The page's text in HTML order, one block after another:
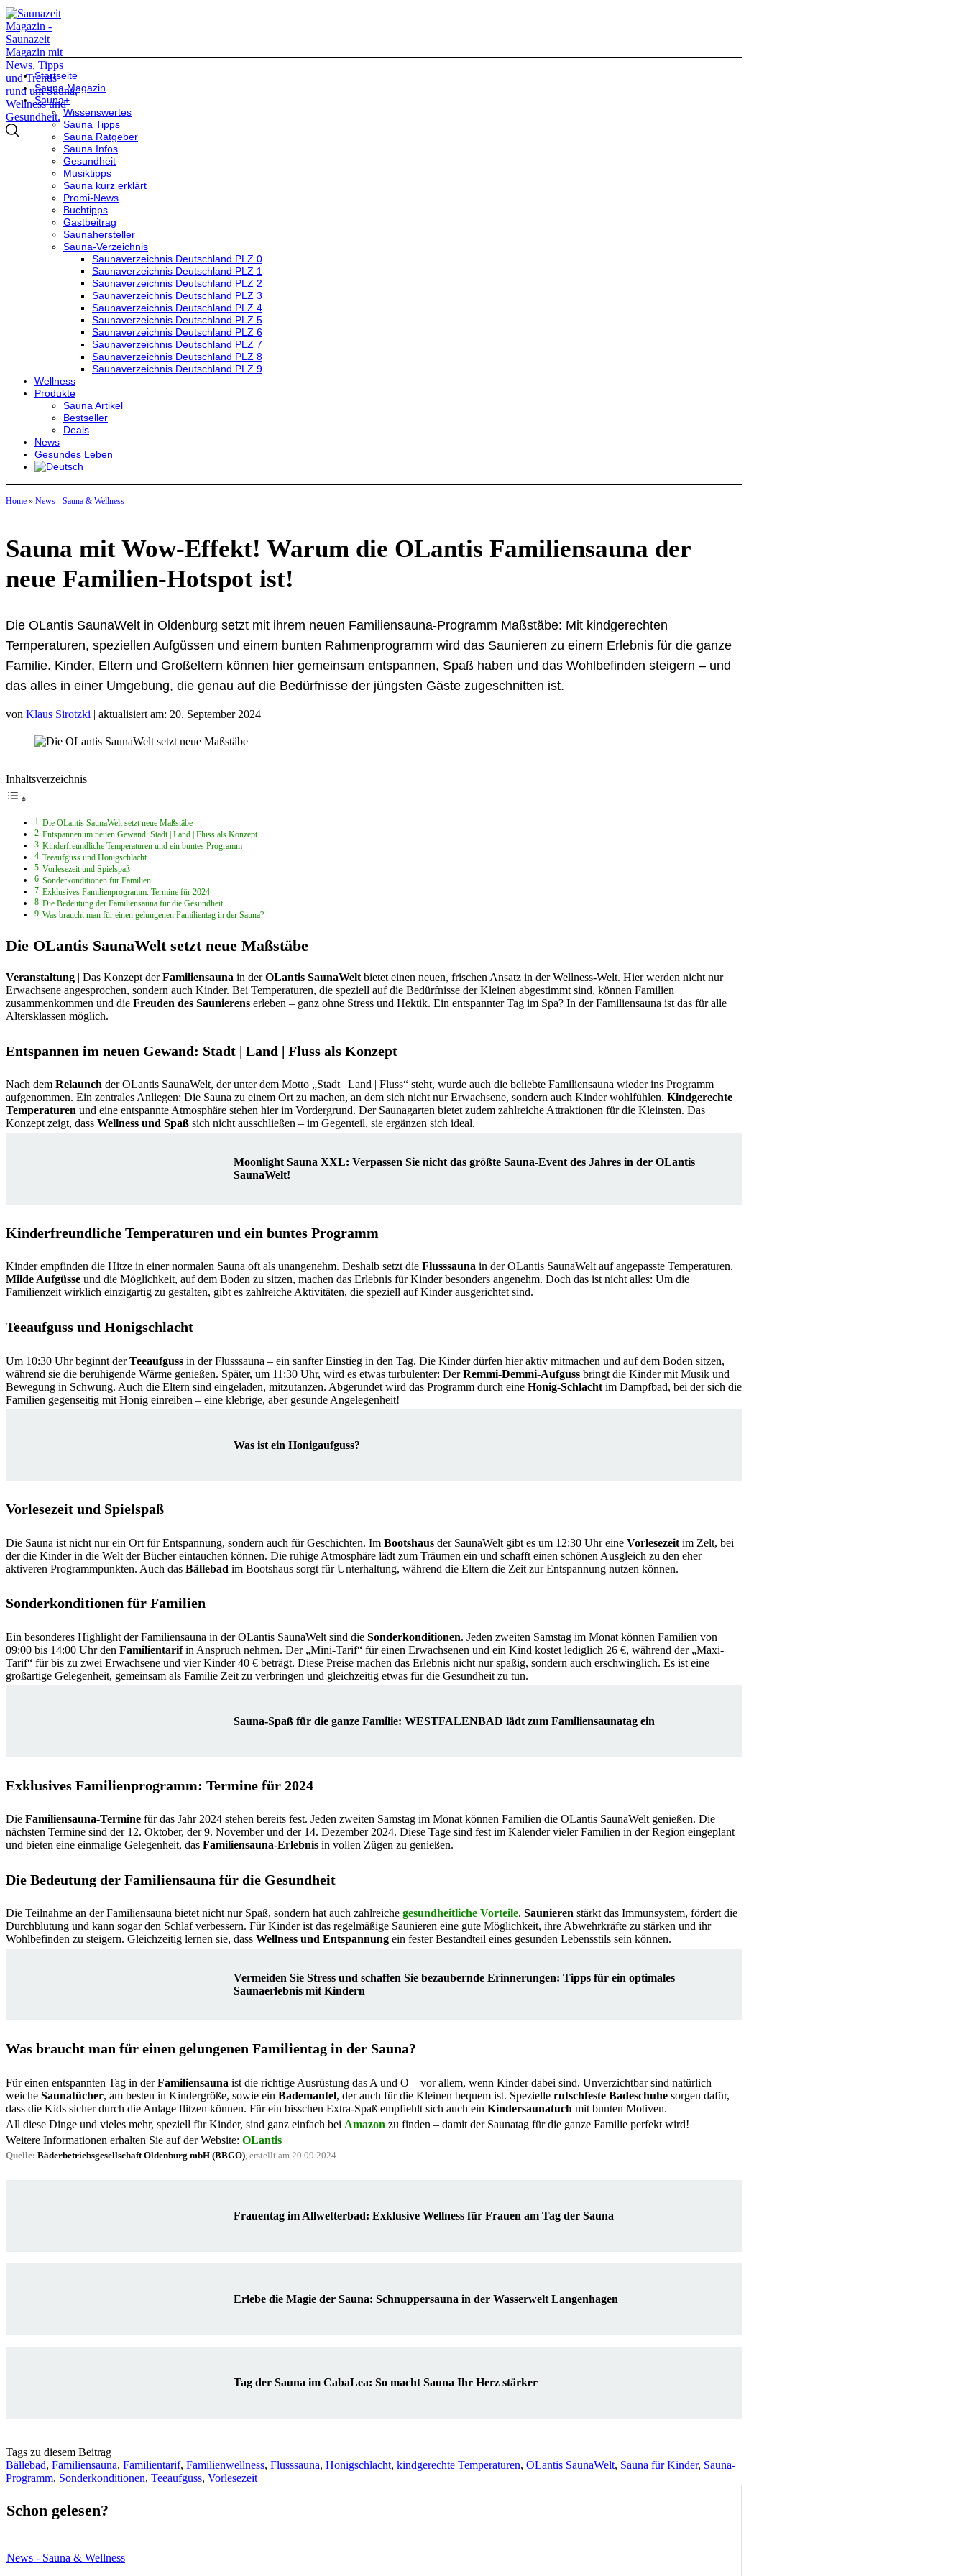
Startseite
Sauna Magazin
Sauna+
Wissenswertes
Sauna Tipps
Sauna Ratgeber
Sauna Infos
Gesundheit
Musiktipps
Sauna kurz erklärt
Promi-News
Buchtipps
Gastbeitrag
Saunahersteller
Sauna-Verzeichnis
Saunaverzeichnis Deutschland PLZ 0
Saunaverzeichnis Deutschland PLZ 1
Saunaverzeichnis Deutschland PLZ 2
Saunaverzeichnis Deutschland PLZ 3
Saunaverzeichnis Deutschland PLZ 4
Saunaverzeichnis Deutschland PLZ 5
Saunaverzeichnis Deutschland PLZ 6
Saunaverzeichnis Deutschland PLZ 7
Saunaverzeichnis Deutschland PLZ 8
Saunaverzeichnis Deutschland PLZ 9
Wellness
Produkte
Sauna Artikel
Bestseller
Deals
News
Gesundes Leben
Home » News - Sauna & Wellness
Sauna mit Wow-Effekt! Warum die OLantis Familiensauna der
neue Familien-Hotspot ist!
Die OLantis SaunaWelt in Oldenburg setzt mit ihrem neuen Familiensauna-Programm Maßstäbe: Mit kindgerechten
Temperaturen, speziellen Aufgüssen und einem bunten Rahmenprogramm wird das Saunieren zu einem Erlebnis für die ganze
Familie. Kinder, Eltern und Großeltern können hier gemeinsam entspannen, Spaß haben und das Wohlbefinden steigern – und
das alles in einer Umgebung, die genau auf die Bedürfnisse der jüngsten Gäste zugeschnitten ist.
von Klaus Sirotzki | aktualisiert am: 20. September 2024
Inhaltsverzeichnis
Die OLantis SaunaWelt setzt neue Maßstäbe
Entspannen im neuen Gewand: Stadt | Land | Fluss als Konzept
Kinderfreundliche Temperaturen und ein buntes Programm
Teeaufguss und Honigschlacht
Vorlesezeit und Spielspaß
Sonderkonditionen für Familien
Exklusives Familienprogramm: Termine für 2024
Die Bedeutung der Familiensauna für die Gesundheit
Was braucht man für einen gelungenen Familientag in der Sauna?
Die OLantis SaunaWelt setzt neue Maßstäbe
Veranstaltung | Das Konzept derFamiliensauna in derOLantis SaunaWelt bietet einen neuen, frischen Ansatz in der Wellness-Welt. Hier werden nicht nur
Erwachsene angesprochen, sondern auch Kinder. Bei Temperaturen, die speziell auf die Bedürfnisse der Kleinen abgestimmt sind, können Familien
zusammenkommen und die Freuden des Saunierens erleben – ganz ohne Stress und Hektik. Ein entspannter Tag im Spa? In der Familiensauna ist das für alle
Altersklassen möglich.
Entspannen im neuen Gewand: Stadt | Land | Fluss als Konzept
Nach dem Relaunch der OLantis SaunaWelt, der unter dem Motto „Stadt | Land | Fluss“ steht, wurde auch die beliebte Familiensauna wieder ins Programm
aufgenommen. Ein zentrales Anliegen: Die Sauna zu einem Ort zu machen, an dem sich nicht nur Erwachsene, sondern auch Kinder wohlfühlen. Kindgerechte
Temperaturen und eine entspannte Atmosphäre stehen hier im Vordergrund. Der Saunagarten bietet zudem zahlreiche Attraktionen für die Kleinsten. Das
Konzept zeigt, dass Wellness und Spaß sich nicht ausschließen – im Gegenteil, sie ergänzen sich ideal.
Moonlight Sauna XXL: Verpassen Sie nicht das größte Sauna-Event des Jahres in der OLantis
SaunaWelt!
Kinderfreundliche Temperaturen und ein buntes Programm
Kinder empfinden die Hitze in einer normalen Sauna oft als unangenehm. Deshalb setzt die Flusssauna in der OLantis SaunaWelt auf angepasste Temperaturen.
Milde Aufgüsse und die Möglichkeit, auf dem Boden zu sitzen, machen das Erlebnis für Kinder besonders angenehm. Doch das ist nicht alles: Um die
Familienzeit wirklich einzigartig zu gestalten, gibt es zahlreiche Aktivitäten, die speziell auf Kinder ausgerichtet sind.
Teeaufguss und Honigschlacht
Um 10:30 Uhr beginnt derTeeaufguss in der Flusssauna – ein sanfter Einstieg in den Tag. Die Kinder dürfen hier aktiv mitmachen und auf dem Boden sitzen,
während sie die beruhigende Wärme genießen. Später, um 11:30 Uhr, wird es etwas turbulenter: DerRemmi-Demmi-Aufguss bringt die Kinder mit Musik und
Bewegung in Schwung. Auch die Eltern sind eingeladen, mitzutanzen. Abgerundet wird das Programm durch eine Honig-Schlacht im Dampfbad, bei der sich die
Familien gegenseitig mit Honig einreiben – eine klebrige, aber gesunde Angelegenheit!
Was ist ein Honigaufguss?
Vorlesezeit und Spielspaß
Die Sauna ist nicht nur ein Ort für Entspannung, sondern auch für Geschichten. Im Bootshaus der SaunaWelt gibt es um 12:30 Uhr eine Vorlesezeit im Zelt, bei
der die Kinder in die Welt der Bücher eintauchen können. Die ruhige Atmosphäre lädt zum Träumen ein und schafft einen schönen Ausgleich zu den eher
aktiveren Programmpunkten. Auch das Bällebad im Bootshaus sorgt für Unterhaltung, während die Eltern die Zeit zur Entspannung nutzen können.
Sonderkonditionen für Familien
Ein besonderes Highlight der Familiensauna in der OLantis SaunaWelt sind die Sonderkonditionen. Jeden zweiten Samstag im Monat können Familien von
09:00 bis 14:00 Uhr den Familientarifin Anspruch nehmen. Der „Mini-Tarif“ für einen Erwachsenen und ein Kind kostet lediglich 26 €, während der „Maxi-
Tarif“ für bis zu zwei Erwachsene und vier Kinder 40 € beträgt. Diese Preise machen das Erlebnis nicht nur spaßig, sondern auch erschwinglich. Es ist eine
großartige Gelegenheit, gemeinsam als Familie Zeit zu verbringen und gleichzeitig etwas für die Gesundheit zu tun.
Sauna-Spaß für die ganze Familie: WESTFALENBAD lädt zum Familiensaunatag ein
Exklusives Familienprogramm: Termine für 2024
Die Familiensauna-Termine für das Jahr 2024 stehen bereits fest. Jeden zweiten Samstag im Monat können Familien die OLantis SaunaWelt genießen. Die
nächsten Termine sind der 12. Oktober, der 9. November und der 14. Dezember 2024. Diese Tage sind fest im Kalender vieler Familien in der Region eingeplant
und bieten eine einmalige Gelegenheit, das Familiensauna-Erlebnis in vollen Zügen zu genießen.
Die Bedeutung der Familiensauna für die Gesundheit
Die Teilnahme an der Familiensauna bietet nicht nur Spaß, sondern hat auch zahlreiche gesundheitliche Vorteile. Saunieren stärkt das Immunsystem, fördert die
Durchblutung und kann sogar den Schlaf verbessern. Für Kinder ist das regelmäßige Saunieren eine gute Möglichkeit, ihre Abwehrkräfte zu stärken und ihr
Wohlbefinden zu steigern. Gleichzeitig lernen sie, dass Wellness und Entspannung ein fester Bestandteil eines gesunden Lebensstils sein können.
Vermeiden Sie Stress und schaffen Sie bezaubernde Erinnerungen: Tipps für ein optimales
Saunaerlebnis mit Kindern
Was braucht man für einen gelungenen Familientag in der Sauna?
Für einen entspannten Tag in derFamiliensauna ist die richtige Ausrüstung das A und O – vor allem, wenn Kinder dabei sind. Unverzichtbar sind natürlich
weiche Saunatücher, am besten in Kindergröße, sowie ein Bademantel, der auch für die Kleinen bequem ist. Spezielle rutschfeste Badeschuhe sorgen dafür,
dass die Kids sicher durch die Anlage flitzen können. Für ein bisschen Extra-Spaß empfiehlt sich auch ein Kindersaunatuch mit bunten Motiven.
All diese Dinge und vieles mehr, speziell für Kinder, sind ganz einfach bei Amazon zu finden – damit der Saunatag für die ganze Familie perfekt wird!
Weitere Informationen erhalten Sie auf der Website: OLantis
Quelle: Bäderbetriebsgesellschaft Oldenburg mbH (BBGO) , erstellt am 20.09.2024
Frauentag im Allwetterbad: Exklusive Wellness für Frauen am Tag der Sauna
Erlebe die Magie der Sauna: Schnuppersauna in der Wasserwelt Langenhagen
Tag der Sauna im CabaLea: So macht Sauna Ihr Herz stärker
Tags zu diesem Beitrag
Bällebad, Familiensauna, Familientarif, Familienwellness, Flusssauna, Honigschlacht, kindgerechte Temperaturen, OLantis SaunaWelt, Sauna für Kinder, Sauna-
Programm, Sonderkonditionen, Teeaufguss, Vorlesezeit
Schon gelesen?
News - Sauna & Wellness